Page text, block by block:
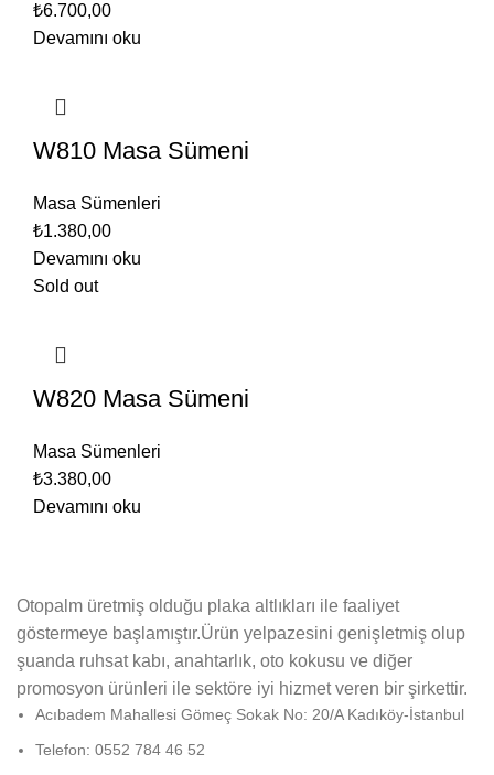
₺6.700,00
Devamını oku
W810 Masa Sümeni
Masa Sümenleri
₺1.380,00
Devamını oku
Sold out
W820 Masa Sümeni
Masa Sümenleri
₺3.380,00
Devamını oku
Otopalm üretmiş olduğu plaka altlıkları ile faaliyet
göstermeye başlamıştır.Ürün yelpazesini genişletmiş olup
şuanda ruhsat kabı, anahtarlık, oto kokusu ve diğer
promosyon ürünleri ile sektöre iyi hizmet veren bir şirkettir.
Acıbadem Mahallesi Gömeç Sokak No: 20/A Kadıköy-İstanbul
Telefon: 0552 784 46 52